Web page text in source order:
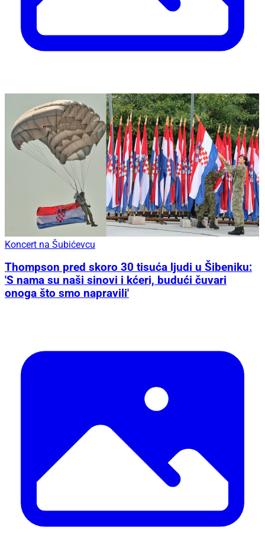
Koncert na Šubićevcu
Thompson pred skoro 30 tisuća ljudi u Šibeniku:
'S nama su naši sinovi i kćeri, budući čuvari
onoga što smo napravili'